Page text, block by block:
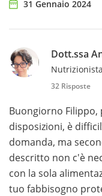
31 Gennaio 2024
Dott.ssa
32 Risposte
Buongiorno
disposizioni, è
domanda, ma
descritto non c'è
con la sola
tuo fabbisogno